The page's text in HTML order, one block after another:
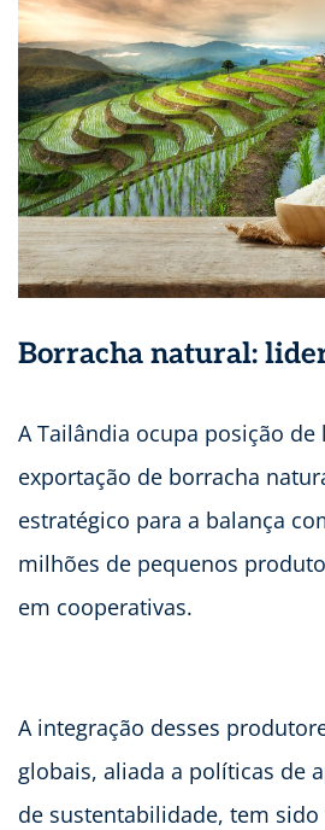
Borracha natural:
A Tailândia ocupa posição de
exportação de borracha
estratégico para a balança
milhões de pequenos
em cooperativas.
A integração desses
globais, aliada a políticas de
de sustentabilidade, tem